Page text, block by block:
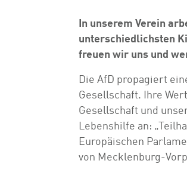
In unserem Verein
unterschiedlichsten
freuen wir uns und
Die AfD propagiert
Gesellschaft. Ihre
Gesellschaft und
Lebenshilfe an:
Europäischen
von Mecklenburg-